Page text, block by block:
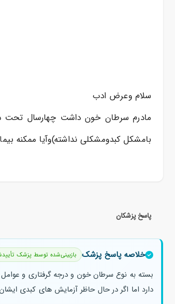
سلام وعرض ادب
مادرم سرطان خون داشت چهارسال تحت
بامشکل کبدومشکلی نداشته)وآیا ممکنه
پاسخ پزشکان
خلاصه پاسخ پزشک بازبینی‌شده توسط پزشک
بسته به نوع سرطان خون و درجه گرفتاری و
دارد اما اگر در حال حاظر آزمایش های کبدی